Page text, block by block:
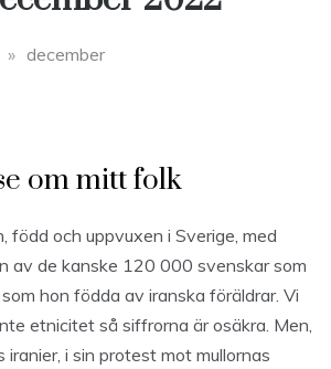
» december
om mitt folk
född och uppvuxen i Sverige, med
av de kanske 120 000 svenskar som
hon födda av iranska föräldrar. Vi
etnicitet så siffrorna är osäkra. Men,
iranier, i sin protest mot mullornas